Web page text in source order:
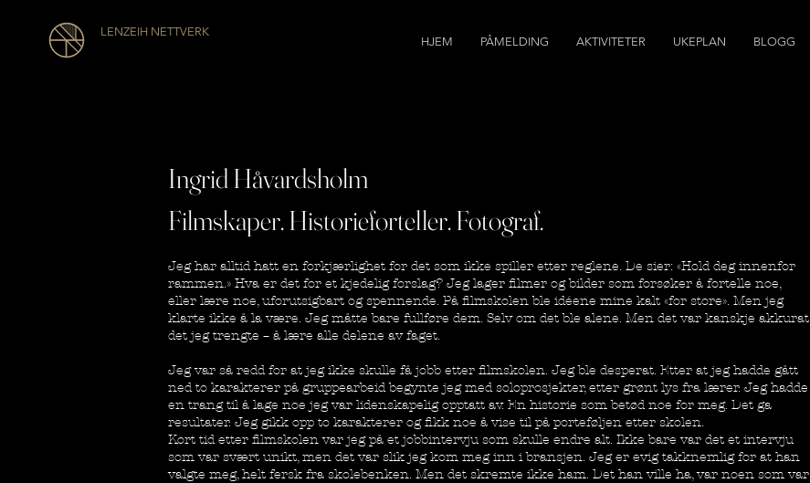
LENZEIH NETTVERK
HJEM PÅMELDING AKTIVITETER UKEPLAN BLOGG
Ingrid Håvardsholm
Filmskaper. Historieforteller. Fotograf.
Jeg har alltid hatt en forkjærlighet for det som ikke spiller etter reglene. De sier: «Hold deg innenfor
rammen.» Hva er det for et kjedelig forslag? Jeg lager filmer og bilder som forsøker å fortelle noe,
eller lære noe, uforutsigbart og spennende. På filmskolen ble idéene mine kalt «for store». Men jeg
klarte ikke å la være. Jeg måtte bare fullføre dem. Selv om det ble alene. Men det var kanskje akkurat
det jeg trengte – å lære alle delene av faget.
Jeg var så redd for at jeg ikke skulle få jobb etter filmskolen. Jeg ble desperat. Etter at jeg hadde gått
ned to karakterer på gruppearbeid begynte jeg med soloprosjekter, etter grønt lys fra lærer. Jeg hadde
en trang til å lage noe jeg var lidenskapelig opptatt av. En historie som betød noe for meg. Det ga
resultater. Jeg gikk opp to karakterer og fikk noe å vise til på porteføljen etter skolen.
Kort tid etter filmskolen var jeg på et jobbintervju som skulle endre alt. Ikke bare var det et intervju
som var svært unikt, men det var slik jeg kom meg inn i bransjen. Jeg er evig takknemlig for at han
valgte meg, helt fersk fra skolebenken. Men det skremte ikke ham. Det han ville ha, var noen som var